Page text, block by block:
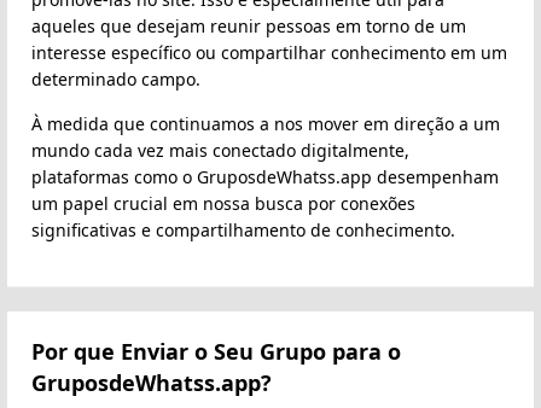
aqueles que desejam reunir pessoas em torno de um
interesse específico ou compartilhar conhecimento em um
determinado campo.
À medida que continuamos a nos mover em direção a um
mundo cada vez mais conectado digitalmente,
plataformas como o GruposdeWhatss.app desempenham
um papel crucial em nossa busca por conexões
significativas e compartilhamento de conhecimento.
Por que Enviar o Seu Grupo para o
GruposdeWhatss.app?